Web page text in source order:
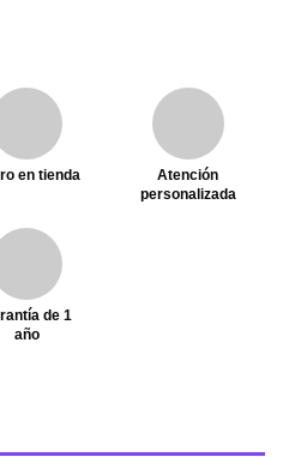
en tienda
Atención
personalizada
de 1
año